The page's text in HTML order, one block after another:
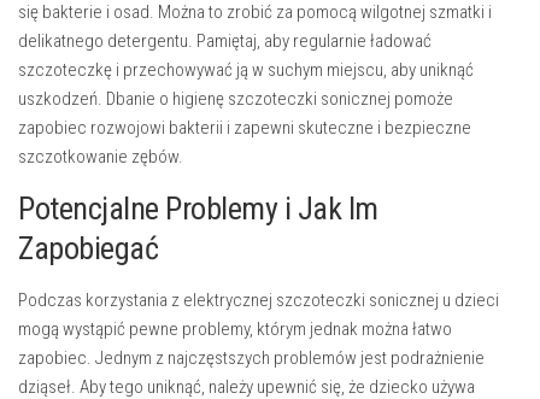
się bakterie i osad. Można to zrobić za pomocą wilgotnej szmatki i
delikatnego detergentu. Pamiętaj, aby regularnie ładować
szczoteczkę i przechowywać ją w suchym miejscu, aby uniknąć
uszkodzeń. Dbanie o higienę szczoteczki sonicznej pomoże
zapobiec rozwojowi bakterii i zapewni skuteczne i bezpieczne
szczotkowanie zębów.
Potencjalne Problemy i Jak Im
Zapobiegać
Podczas korzystania z elektrycznej szczoteczki sonicznej u dzieci
mogą wystąpić pewne problemy, którym jednak można łatwo
zapobiec. Jednym z najczęstszych problemów jest podrażnienie
dziąseł. Aby tego uniknąć, należy upewnić się, że dziecko używa